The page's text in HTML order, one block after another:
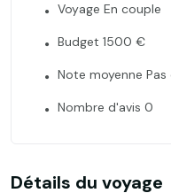
Voyage En couple
Budget 1500 €
Note moyenne
Nombre d'avis 0
Détails du voyage